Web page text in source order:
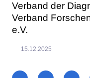
Verband der
Verband
e.V.
15.12.2025